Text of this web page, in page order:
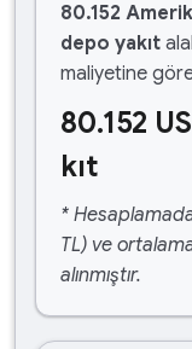
80.152
depo yakıt
maliyetine
80.152
kıt
*
TL) ve
alınmıştır.